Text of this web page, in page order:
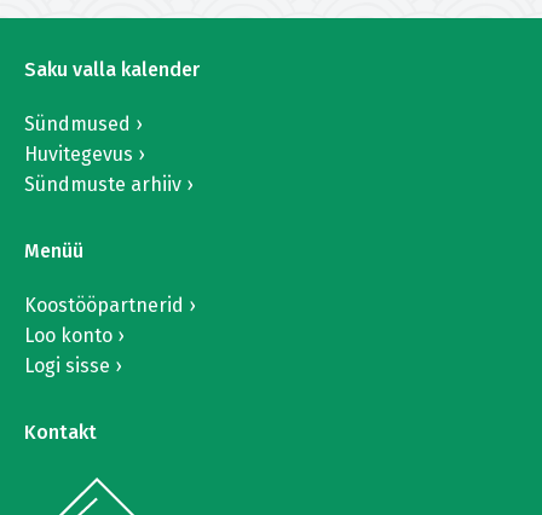
Saku valla kalender
Sündmused
Huvitegevus
Sündmuste arhiiv
Menüü
Koostööpartnerid
Loo konto
Logi sisse
Kontakt